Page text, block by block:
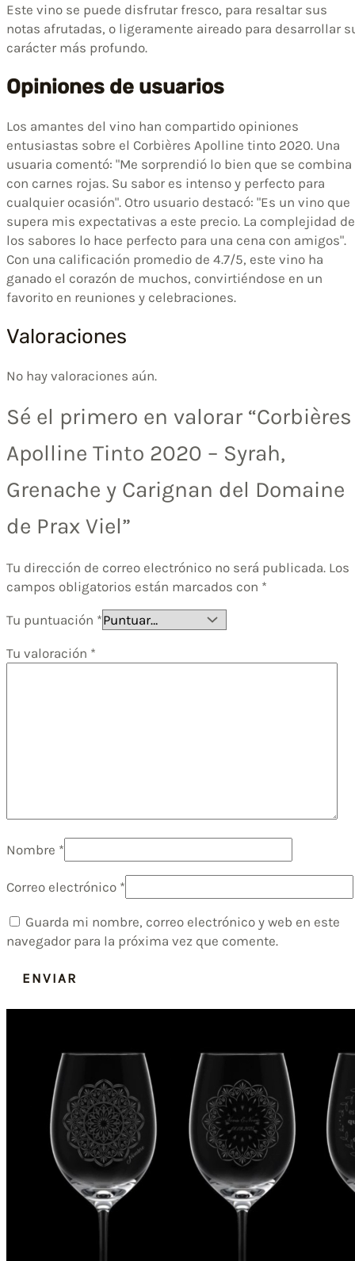
Este vino se puede disfrutar fresco, para resaltar sus
notas afrutadas, o ligeramente aireado para desarrollar
carácter más profundo.
Opiniones de usuarios
Los amantes del vino han compartido opiniones
entusiastas sobre el Corbières Apolline tinto 2020. Una
usuaria comentó: "Me sorprendió lo bien que se combina
con carnes rojas. Su sabor es intenso y perfecto para
cualquier ocasión". Otro usuario destacó: "Es un vino que
supera mis expectativas a este precio. La complejidad de
los sabores lo hace perfecto para una cena con amigos".
Con una calificación promedio de 4.7/5, este vino ha
ganado el corazón de muchos, convirtiéndose en un
favorito en reuniones y celebraciones.
Valoraciones
No hay valoraciones aún.
Sé el primero en valorar “Corbières
Apolline Tinto 2020 – Syrah,
Grenache y Carignan del Domaine
de Prax Viel”
Tu dirección de correo electrónico no será publicada. Los
campos obligatorios están marcados con *
Tu puntuación *
Tu valoración *
Nombre *
Correo electrónico *
Guarda mi nombre, correo electrónico y web en este
navegador para la próxima vez que comente.